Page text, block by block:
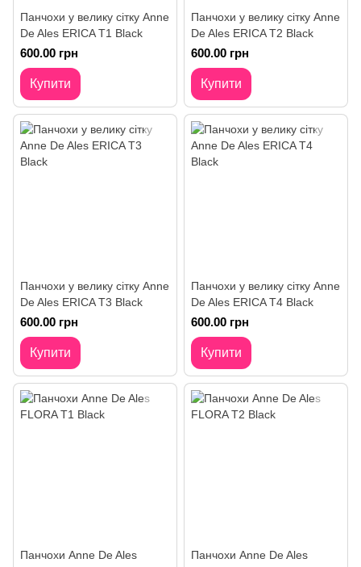
Панчохи у велику сітку Anne
De Ales ERICA T1 Black
600.00 грн
Купити
Панчохи у велику сітку Anne
De Ales ERICA T2 Black
600.00 грн
Купити
Панчохи у велику сітку Anne
De Ales ERICA T3 Black
600.00 грн
Купити
Панчохи у велику сітку Anne
De Ales ERICA T4 Black
600.00 грн
Купити
Панчохи Anne De Ales
Панчохи Anne De Ales